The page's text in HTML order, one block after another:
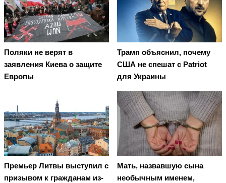
Поляки не верят в
заявления Киева о защите
Европы
Трамп объяснил, почему
США не спешат с Patriot
для Украины
Премьер Литвы выступил с
призывом к гражданам из-
Мать, назвавшую сына
необычным именем,